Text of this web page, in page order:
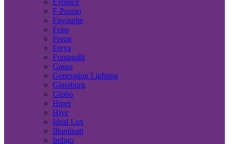
Evoluce
F-Promo
Favourite
Feiss
Feron
Freya
Fumagalli
Gauss
Generation Lighting
Glassburg
Globo
Hiper
Hive
Ideal Lux
Illuminati
Indigo